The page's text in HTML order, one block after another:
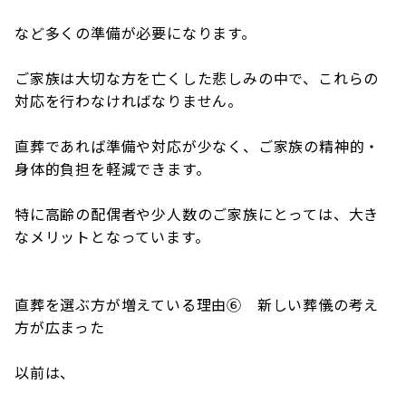
など多くの準備が必要になります。
ご家族は大切な方を亡くした悲しみの中で、これらの
対応を行わなければなりません。
直葬であれば準備や対応が少なく、ご家族の精神的・
身体的負担を軽減できます。
特に高齢の配偶者や少人数のご家族にとっては、大き
なメリットとなっています。
直葬を選ぶ方が増えている理由⑥ 新しい葬儀の考え
方が広まった
以前は、